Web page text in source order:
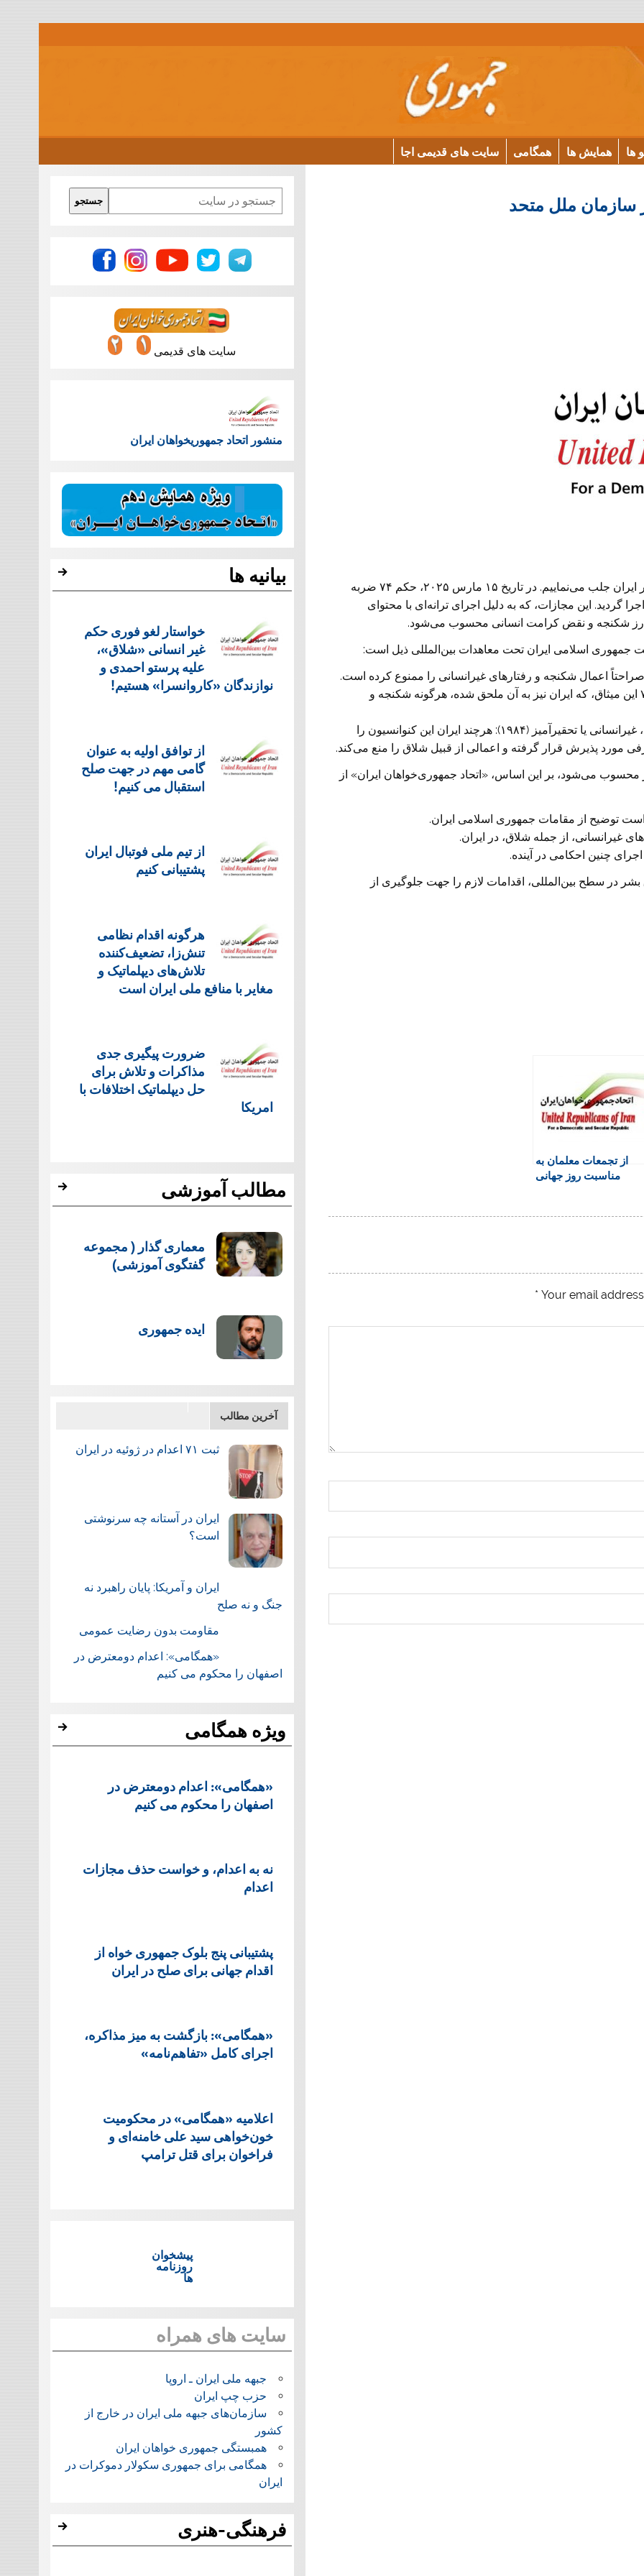
ها همایش ها همگامی سایت های قدیمی اجا
ملل متحد
بدین‌وسیله توجه آن شورا را به نقض جدی حقوق بشر در ایران جلب می‌نماییم. در تاریخ ۱۵ مارس ۲۰۲۵، حکم ۷۴ ضربه
گردید. این مجازات، که به دلیل اجرای ترانه‌ای با محتوای
شکنجه و نقض کرامت انسانی محسوب می‌شود.
جمهوری اسلامی ایران تحت معاهدات بین‌المللی ذیل است:
2. میثاق بین‌المللی حقوق مدنی و سیاسی (۱۹۶۶): ماده ۷ این میثاق، که ایران نیز به آن ملحق شده، هرگونه شکنجه و
3. کنوانسیون منع شکنجه و سایر مجازات‌های بی‌رحمانه، غیرانسانی یا تحقیرآمیز (۱۹۸۴): هرچند ایران این کنوانسیون را
مورد پذیرش قرار گرفته و اعمالی از قبیل شلاق را منع می‌کند.
می‌شود، بر این اساس، «اتحاد جمهوری‌خواهان ایران» از
بشر در سطح بین‌المللی، اقدامات لازم را جهت جلوگیری از
از تجمعات معلمان به
مناسبت روز جهانی
Your email
*
Search
جستجو
سایت های قدیمی
منشور اتحاد جمهوریخواهان ایران
بیانیه ها
خواستار لغو فوری حکم
غیر انسانی «شلاق»،
علیه پرستو احمدی و
نوازندگان «کاروانسرا» هستیم!
از توافق اولیه به عنوان
گامی مهم در جهت صلح
استقبال می کنیم!
از تیم ملی فوتبال ایران
پشتیبانی کنیم
هرگونه اقدام نظامی
تنش‌زا، تضعیف‌کننده
تلاش‌های دیپلماتیک و
مغایر با منافع ملی ایران است
ضرورت پیگیری جدی
مذاکرات و تلاش برای
حل دیپلماتیک اختلافات با
امریکا
مطالب آموزشی
معماری گذار ( مجموعه
گفتگوی آموزشی)
ایده جمهوری
آخرین مطالب
ثبت ۷۱ اعدام در ژوئيه در ایران
ایران در آستانه چه سرنوشتی
است؟
ایران و آمریکا: پایان راهبرد نه
جنگ و نه صلح
مقاومت بدون رضایت عمومی
«همگامی»: اعدام دومعترض در
اصفهان را محکوم می کنیم
ویژه همگامی
«همگامی»: اعدام دومعترض در
اصفهان را محکوم می کنیم
نه به اعدام، و خواست حذف مجازات
اعدام
پشتيبانی پنج بلوک جمهوری خواه از
اقدام جهانی برای صلح در ایران
«همگامی»: بازگشت به میز مذاکره،
اجرای کامل «تفاهم‌نامه»
اعلامیه «همگامی» در محکومیت
خون‌خواهی سید علی خامنه‌ای و
فراخوان برای قتل ترامپ
پیشخوان
روزنامه
ها
سایت های همراه
جبهه ملی ایران ـ اروپا
حزب چپ ایران
سازمان‌های جبهه ملی ایران در خارج از
کشور
همبستگی جمهوری خواهان ایران
همگامی برای جمهوری سکولار دموکرات در
ایران
فرهنگی-هنری